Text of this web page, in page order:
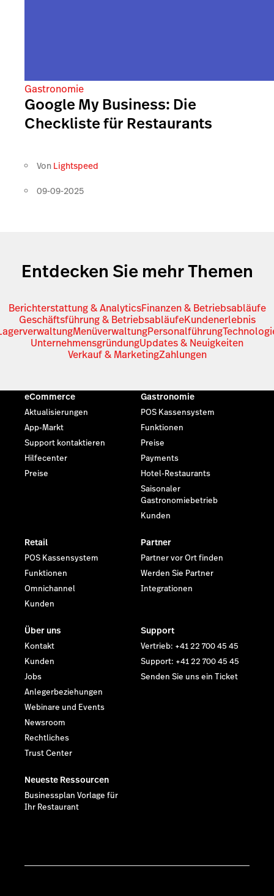
Gastronomie
Google My Business: Die
Checkliste für Restaurants
Von Lightspeed
09-09-2025
Entdecken Sie mehr Themen
Berichterstattung & AnalyticsFinanzen & Betriebsabläufe
Geschäftsführung & BetriebsabläufeKundenerlebnis
MenüverwaltungPersonalführung
UnternehmensgründungUpdates & Neuigkeiten
Verkauf & MarketingZahlungen
eCommerce
Aktualisierungen
App-Markt
Support kontaktieren
Hilfecenter
Preise
Gastronomie
POS Kassensystem
Funktionen
Preise
Payments
Hotel-Restaurants
Saisonaler
Gastronomiebetrieb
Kunden
Retail
POS Kassensystem
Funktionen
Omnichannel
Kunden
Partner
Partner vor Ort finden
Werden Sie Partner
Integrationen
Über uns
Kontakt
Kunden
Jobs
Anlegerbeziehungen
Webinare und Events
Newsroom
Rechtliches
Trust Center
Support
Vertrieb: +41 22 700 45 45
Support: +41 22 700 45 45
Senden Sie uns ein Ticket
Neueste Ressourcen
Businessplan Vorlage für
Ihr Restaurant